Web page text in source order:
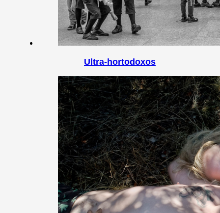
Ultra-hortodoxos